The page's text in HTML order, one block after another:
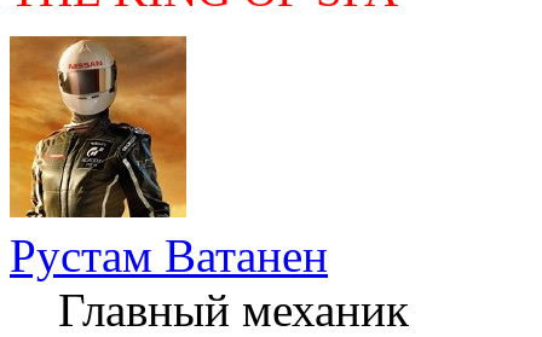
Рустам Ватанен
Главный механик